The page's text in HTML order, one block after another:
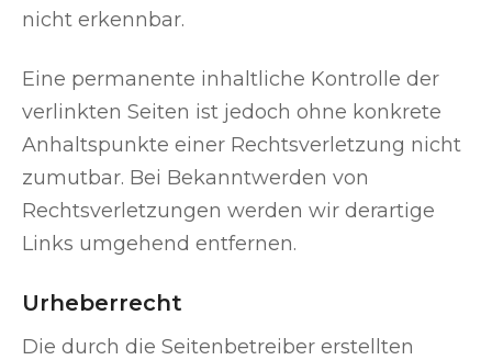
nicht erkennbar.
Eine permanente inhaltliche Kontrolle der
verlinkten Seiten ist jedoch ohne konkrete
Anhaltspunkte einer Rechtsverletzung nicht
zumutbar. Bei Bekanntwerden von
Rechtsverletzungen werden wir derartige
Links umgehend entfernen.
Urheberrecht
Die durch die Seitenbetreiber erstellten